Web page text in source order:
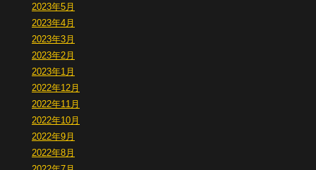
2023年5月
2023年4月
2023年3月
2023年2月
2023年1月
2022年12月
2022年11月
2022年10月
2022年9月
2022年8月